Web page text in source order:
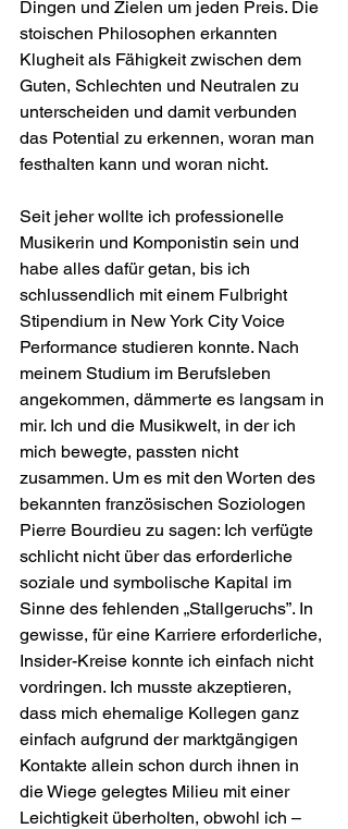
Dingen und Zielen um jeden Preis. Die
stoischen Philosophen erkannten
Klugheit als Fähigkeit zwischen dem
Guten, Schlechten und Neutralen zu
unterscheiden und damit verbunden
das Potential zu erkennen, woran man
festhalten kann und woran nicht.
Seit jeher wollte ich professionelle
Musikerin und Komponistin sein und
habe alles dafür getan, bis ich
schlussendlich mit einem Fulbright
Stipendium in New York City Voice
Performance studieren konnte. Nach
meinem Studium im Berufsleben
angekommen, dämmerte es langsam in
mir. Ich und die Musikwelt, in der ich
mich bewegte, passten nicht
zusammen. Um es mit den Worten des
bekannten französischen Soziologen
Pierre Bourdieu zu sagen: Ich verfügte
schlicht nicht über das erforderliche
soziale und symbolische Kapital im
Sinne des fehlenden „Stallgeruchs”. In
gewisse, für eine Karriere erforderliche,
Insider-Kreise konnte ich einfach nicht
vordringen. Ich musste akzeptieren,
dass mich ehemalige Kollegen ganz
einfach aufgrund der marktgängigen
Kontakte allein schon durch ihnen in
die Wiege gelegtes Milieu mit einer
Leichtigkeit überholten, obwohl ich –